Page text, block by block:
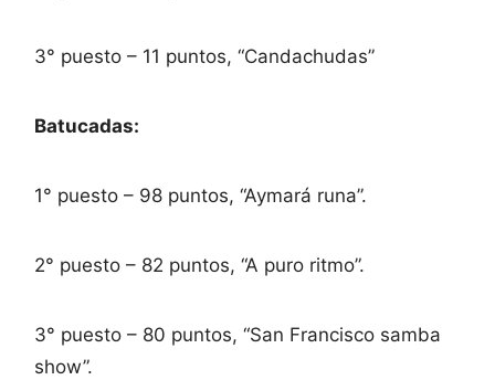
3° puesto – 11 puntos, “Candachudas”
Batucadas:
1° puesto – 98 puntos, “Aymará runa”.
2° puesto – 82 puntos, “A puro ritmo”.
3° puesto – 80 puntos, “San Francisco samba
show”.